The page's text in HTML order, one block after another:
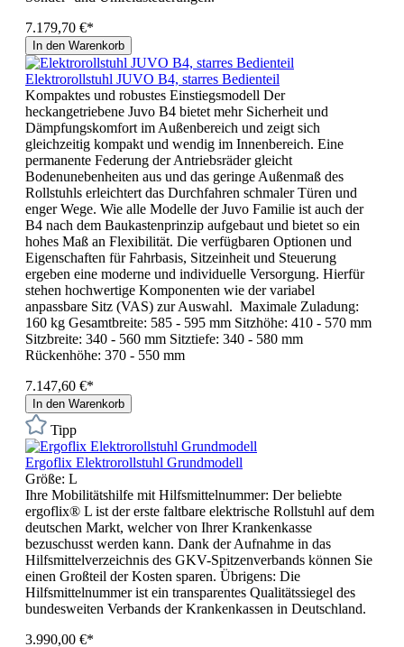
7.179,70 €*
In den Warenkorb
Elektrorollstuhl JUVO B4, starres Bedienteil
Kompaktes und robustes Einstiegsmodell Der
heckangetriebene Juvo B4 bietet mehr Sicherheit und
Dämpfungskomfort im Außenbereich und zeigt sich
gleichzeitig kompakt und wendig im Innenbereich. Eine
permanente Federung der Antriebsräder gleicht
Bodenunebenheiten aus und das geringe Außenmaß des
Rollstuhls erleichtert das Durchfahren schmaler Türen und
enger Wege. Wie alle Modelle der Juvo Familie ist auch der
B4 nach dem Baukastenprinzip aufgebaut und bietet so ein
hohes Maß an Flexibilität. Die verfügbaren Optionen und
Eigenschaften für Fahrbasis, Sitzeinheit und Steuerung
ergeben eine moderne und individuelle Versorgung. Hierfür
stehen hochwertige Komponenten wie der variabel
anpassbare Sitz (VAS) zur Auswahl. Maximale Zuladung:
160 kg Gesamtbreite: 585 - 595 mm Sitzhöhe: 410 - 570 mm
Sitzbreite: 340 - 560 mm Sitztiefe: 340 - 580 mm
Rückenhöhe: 370 - 550 mm
7.147,60 €*
In den Warenkorb
Tipp
Ergoflix Elektrorollstuhl Grundmodell
Größe: L
Ihre Mobilitätshilfe mit Hilfsmittelnummer: Der beliebte
ergoflix® L ist der erste faltbare elektrische Rollstuhl auf dem
deutschen Markt, welcher von Ihrer Krankenkasse
bezuschusst werden kann. Dank der Aufnahme in das
Hilfsmittelverzeichnis des GKV-Spitzenverbands können Sie
einen Großteil der Kosten sparen. Übrigens: Die
Hilfsmittelnummer ist ein transparentes Qualitätssiegel des
bundesweiten Verbands der Krankenkassen in Deutschland.
3.990,00 €*